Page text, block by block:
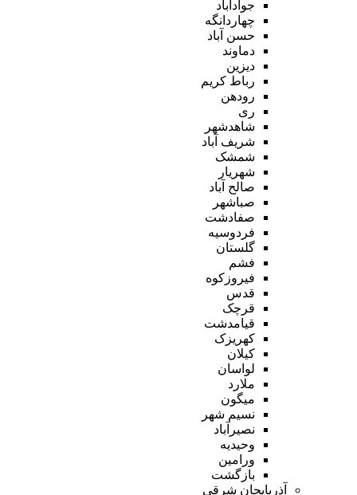
جوادآباد
چهاردانگه
حسن آباد
دماوند
دیزین
رباط کریم
رودهن
ری
شاهدشهر
شریف آباد
شمشک
شهریار
صالح آباد
صباشهر
صفادشت
فردوسیه
گلستان
فشم
فیروزکوه
قدس
قرچک
قیامدشت
کهریزک
کیلان
لواسان
ملارد
میگون
نسیم شهر
نصیرآباد
وحیدیه
ورامین
بازگشت
آذربایجان شرقی